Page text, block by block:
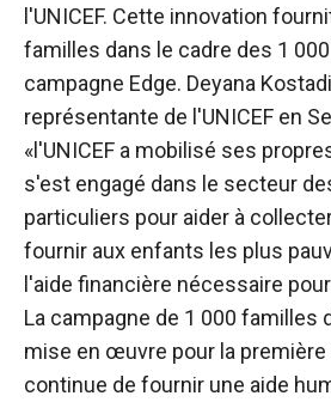
l'UNICEF. Cette innovation
familles dans le cadre des 1
campagne Edge. Deyana
représentante de l'UNICEF en
«l'UNICEF a mobilisé ses
s'est engagé dans le secteur
particuliers pour aider à
fournir aux enfants les plus
l'aide financière nécessaire
La campagne de 1 000 familles
mise en œuvre pour la
continue de fournir une aide